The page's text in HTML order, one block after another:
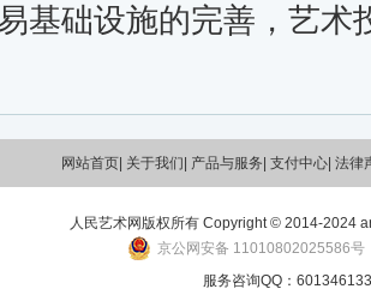
基础设施的完善，艺
网站首页| 关于我们 | 产品与服务| 支付中心| 法
人民艺术网版权所有 Copyright © 2014-
京公网安备 11010802025586号
服务咨询QQ：